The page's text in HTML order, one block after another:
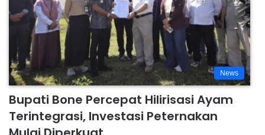
News
Bupati Bone Percepat Hilirisasi Ayam
Terintegrasi, Investasi Peternakan